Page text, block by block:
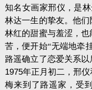
知名女画家邢仪，是
林达一生的挚友。他
林红的甜蜜与羞涩，
苦，便开始“无端地牵
路遥确立了恋爱关系以
1975年正月初二，邢
梅来到了路遥家，受